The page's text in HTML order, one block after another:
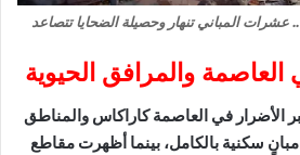
عشرات المباني تنهار وحصيلة الضحايا تتصاعد
العاصمة والمرافق الحيوية
الأضرار في العاصمة كاراكاس والمناطق
سكنية بالكامل، بينما أظهرت مقاطع